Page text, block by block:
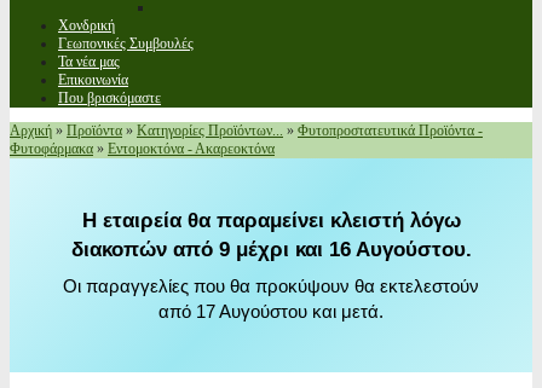
Χονδρική
Γεωπονικές Συμβουλές
Τα νέα μας
Επικοινωνία
Που βρισκόμαστε
Αρχική » Προϊόντα » Κατηγορίες Προϊόντων... » Φυτοπροστατευτικά Προϊόντα -
Φυτοφάρμακα » Εντομοκτόνα - Ακαρεοκτόνα
Η εταιρεία θα παραμείνει κλειστή λόγω
διακοπών από 9 μέχρι και 16 Αυγούστου.
Οι παραγγελίες που θα προκύψουν θα εκτελεστούν
από 17 Αυγούστου και μετά.